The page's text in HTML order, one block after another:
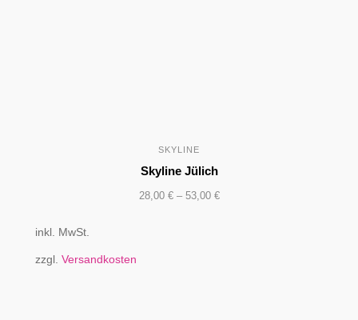
SKYLINE
Skyline Jülich
28,00 €– 53,00 €
inkl. MwSt.
zzgl. Versandkosten